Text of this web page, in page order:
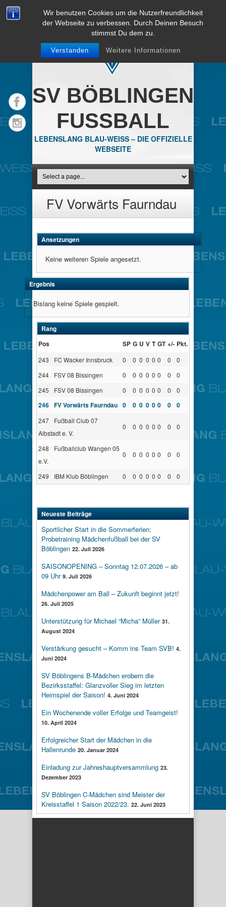
Wir benutzen Cookies um die Nutzerfreundlichkeit
der Webseite zu verbessen. Durch Deinen Besuch
stimmst Du dem zu.
Verstanden Weitere Informationen
SV BÖBLINGEN
FUSSBALL
LEBENSLANG BLAU-WEISS – DIE OFFIZIELLE
WEBSEITE
FV Vorwärts Faurndau
Ansetzungen
Keine weiteren Spiele angesetzt.
Ergebnis
Bislang keine Spiele gespielt.
Rang
Pos
SP G U V T GT +/- Pkt.
243 FC Wacker Innsbruck 0 0 0 0 0 0 0
0
244
FSV 08 Bissingen 0 0 0 0 0 0 0
0
245
FSV 08 Bissingen 0 0 0 0 0 0 0 0
246 FV Vorwärts Faurndau 0 0 0 0 0 0 0 0
247
Fußball Club 07
Albstadt e. V.
0 0 0 0 0 0 0 0
248
Fußballclub Wangen 05
e.V.
0 0 0 0 0 0 0 0
249 IBM Klub Böblingen 0 0 0 0 0 0 0 0
Neueste Beiträge
Sportlicher Start in die Sommerferien:
Probetraining Mädchenfußball bei der SV
Böblingen 22. Juli 2026
SAISONOPENING – Sonntag 12.07.2026 – ab
09 Uhr 9. Juli 2026
Mädchenpower am Ball – Zukunft beginnt jetzt!
26. Juli 2025
Unterstützung für Michael “Micha” Müller 31.
August 2024
Verstärkung gesucht – Komm ins Team SVB! 4.
Juni 2024
SV Böblingens B-Mädchen erobern die
Bezirksstaffel: Glanzvoller Sieg im letzten
Heimspiel der Saison! 4. Juni 2024
Ein Wochenende voller Erfolge und Teamgeist!
10. April 2024
Erfolgreicher Start der Mädchen in die
Hallenrunde 20. Januar 2024
Einladung zur Jahreshauptversammlung 23.
Dezember 2023
SV Böblingen C-Mädchen sind Meister der
Kreisstaffel 1 Saison 2022/23. 22. Juni 2023